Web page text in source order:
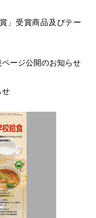
」受賞商品及びテー
ページ公開のお知らせ
せ